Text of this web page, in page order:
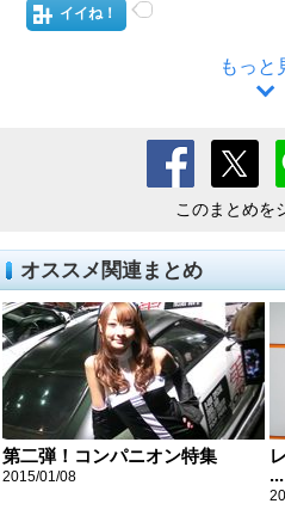
イイね！
もっと
このまとめを
オススメ関連まとめ
第二弾！コンパニオン特集
2015/01/08
...